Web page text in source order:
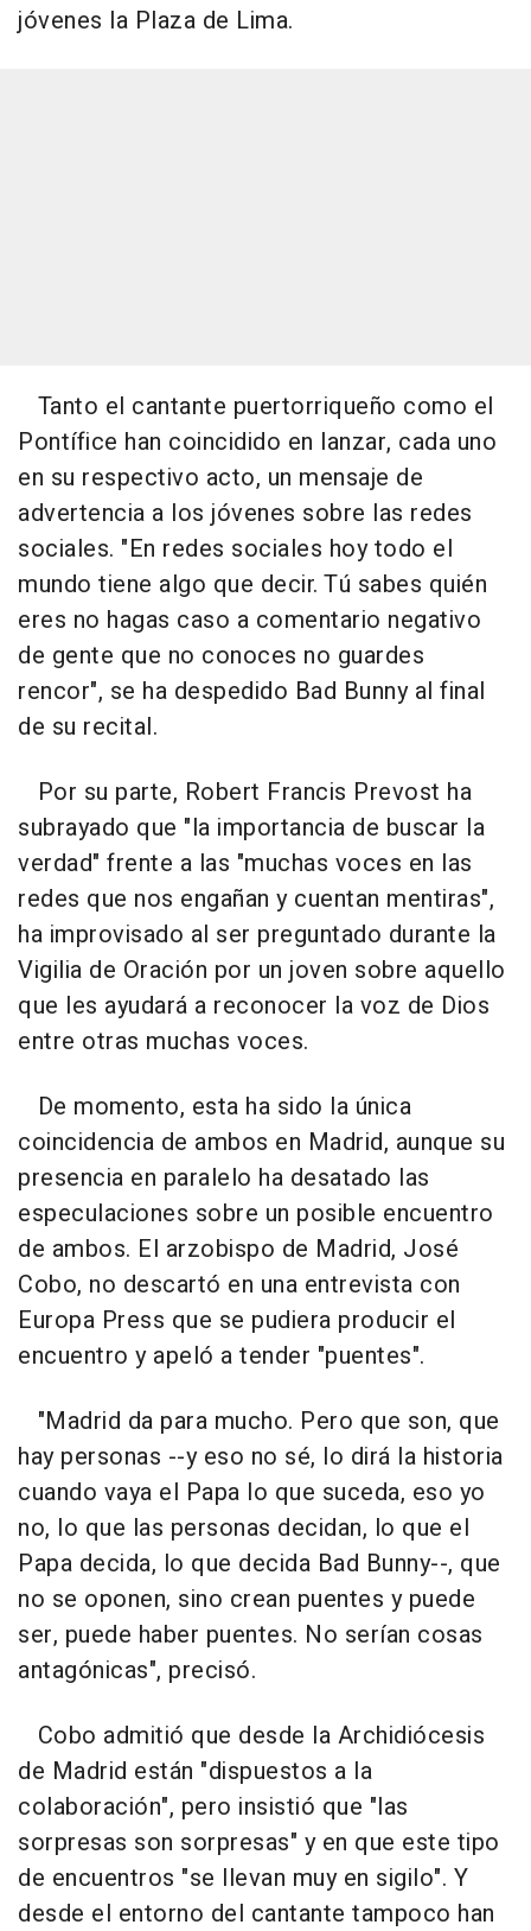
jóvenes la Plaza de Lima.
Tanto el cantante puertorriqueño como el
Pontífice han coincidido en lanzar, cada uno
en su respectivo acto, un mensaje de
advertencia a los jóvenes sobre las redes
sociales. "En redes sociales hoy todo el
mundo tiene algo que decir. Tú sabes quién
eres no hagas caso a comentario negativo
de gente que no conoces no guardes
rencor", se ha despedido Bad Bunny al final
de su recital.
Por su parte, Robert Francis Prevost ha
subrayado que "la importancia de buscar la
verdad" frente a las "muchas voces en las
redes que nos engañan y cuentan mentiras",
ha improvisado al ser preguntado durante la
Vigilia de Oración por un joven sobre aquello
que les ayudará a reconocer la voz de Dios
entre otras muchas voces.
De momento, esta ha sido la única
coincidencia de ambos en Madrid, aunque su
presencia en paralelo ha desatado las
especulaciones sobre un posible encuentro
de ambos. El arzobispo de Madrid, José
Cobo, no descartó en una entrevista con
Europa Press que se pudiera producir el
encuentro y apeló a tender "puentes".
"Madrid da para mucho. Pero que son, que
hay personas --y eso no sé, lo dirá la historia
cuando vaya el Papa lo que suceda, eso yo
no, lo que las personas decidan, lo que el
Papa decida, lo que decida Bad Bunny--, que
no se oponen, sino crean puentes y puede
ser, puede haber puentes. No serían cosas
antagónicas", precisó.
Cobo admitió que desde la Archidiócesis
de Madrid están "dispuestos a la
colaboración", pero insistió que "las
sorpresas son sorpresas" y en que este tipo
de encuentros "se llevan muy en sigilo". Y
desde el entorno del cantante tampoco han